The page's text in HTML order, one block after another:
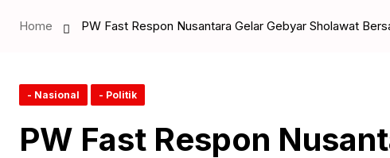
Home PW Fast Respon Nusantara Gelar Gebyar Sholawat
- Nasional - Politik
PW Fast Respon